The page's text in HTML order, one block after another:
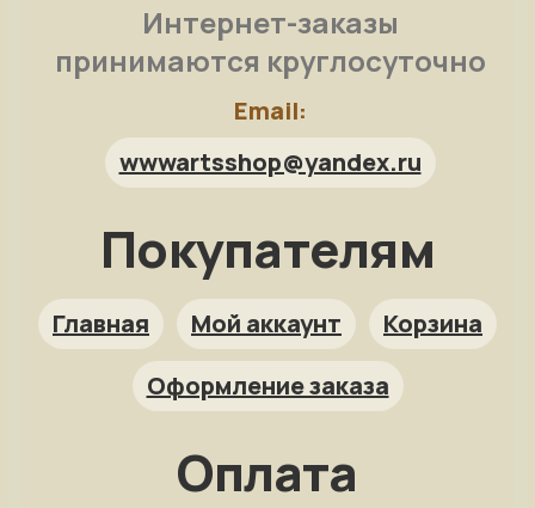
Интернет-заказы
принимаются круглосуточно
Email:
wwwartsshop@yandex.ru
Покупателям
Главная Мой аккаунт
Корзина
Оформление заказа
Оплата
Арт-помощница
ArtsShop.ru
Репродукция на заказ